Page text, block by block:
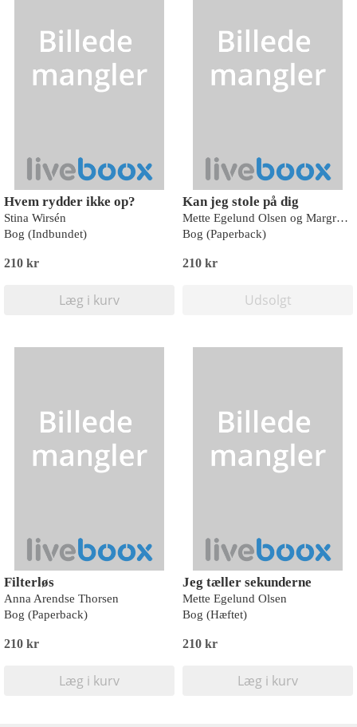
Hvem rydder ikke op?
Stina Wirsén
Bog (Indbundet)
210 kr
Læg i kurv
Kan jeg stole på dig
Mette Egelund Olsen og Margrethe Schmidt
Bog (Paperback)
210 kr
Udsolgt
Filterløs
Anna Arendse Thorsen
Bog (Paperback)
210 kr
Læg i kurv
Jeg tæller sekunderne
Mette Egelund Olsen
Bog (Hæftet)
210 kr
Læg i kurv